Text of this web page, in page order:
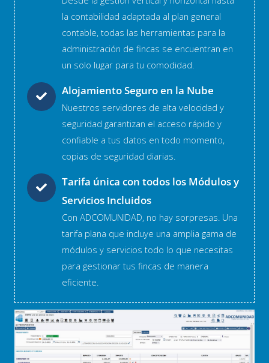
la contabilidad adaptada al plan general
contable, todas las herramientas para la
administración de fincas se encuentran en
un solo lugar para tu comodidad.
Alojamiento Seguro en la Nube
Nuestros servidores de alta velocidad y
seguridad garantizan el acceso rápido y
confiable a tus datos en todo momento,
copias de seguridad diarias.
Tarifa única con todos los Módulos y
Servicios Incluidos
Con ADCOMUNIDAD, no hay sorpresas. Una
tarifa plana que incluye una amplia gama de
módulos y servicios todo lo que necesitas
para gestionar tus fincas de manera
eficiente.